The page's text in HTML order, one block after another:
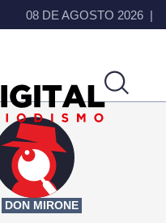
08 DE AGOSTO 2026
DON MIRONE